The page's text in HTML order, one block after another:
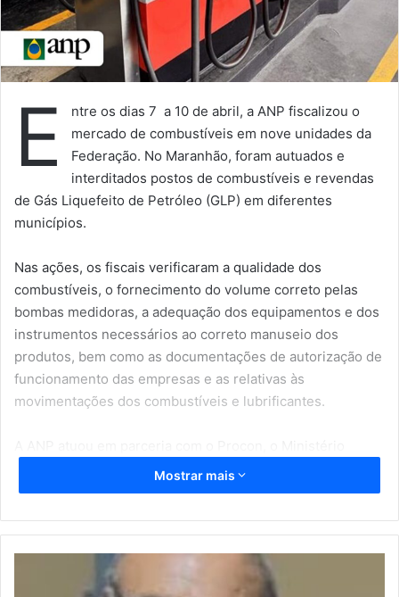
E
ntre os dias 7 a 10 de abril, a ANP fiscalizou o
mercado de combustíveis em nove unidades da
Federação. No Maranhão, foram autuados e
interditados postos de combustíveis e revendas
de Gás Liquefeito de Petróleo (GLP) em diferentes
municípios.
Nas ações, os fiscais verificaram a qualidade dos
combustíveis, o fornecimento do volume correto pelas
bombas medidoras, a adequação dos equipamentos e dos
instrumentos necessários ao correto manuseio dos
produtos, bem como as documentações de autorização de
funcionamento das empresas e as relativas às
movimentações dos combustíveis e lubrificantes.
Público do Piauí, o Instituto de Metrologia do Estado do
Piauí e o Instituto de Metrologia e Qualidade do Maranhão
Altas. Foram fiscalizados dez postos de combustíveis e
duas revendas de GLP.
Mostrar mais